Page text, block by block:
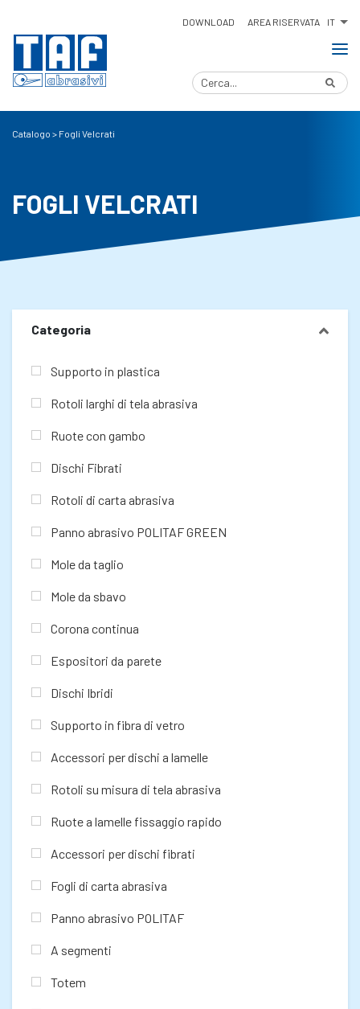
DOWNLOAD AREA RISERVATA IT
Catalogo > Fogli Velcrati
FOGLI VELCRATI
Categoria
Supporto in plastica
Rotoli larghi di tela abrasiva
Ruote con gambo
Dischi Fibrati
Rotoli di carta abrasiva
Panno abrasivo POLITAF GREEN
Mole da taglio
Mole da sbavo
Corona continua
Espositori da parete
Dischi Ibridi
Supporto in fibra di vetro
Accessori per dischi a lamelle
Rotoli su misura di tela abrasiva
Ruote a lamelle fissaggio rapido
Accessori per dischi fibrati
Fogli di carta abrasiva
Panno abrasivo POLITAF
A segmenti
Totem